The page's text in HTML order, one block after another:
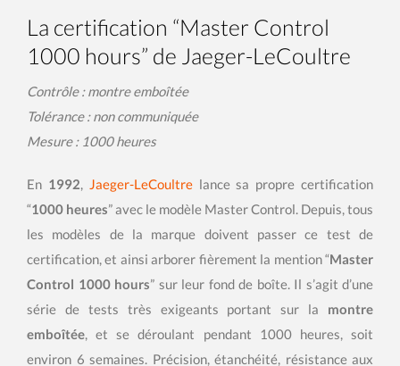
La certification “Master Control
1000 hours” de Jaeger-LeCoultre
Contrôle : montre emboîtée
Tolérance : non communiquée
Mesure : 1000 heures
En 1992, Jaeger-LeCoultrelance sa propre certification
“1000 heures” avec le modèle Master Control. Depuis, tous
les modèles de la marque doivent passer ce test de
certification, et ainsi arborer fièrement la mention “Master
Control 1000 hours” sur leur fond de boîte. Il s’agit d’une
série de tests très exigeants portant sur la montre
emboîtée, et se déroulant pendant 1000 heures, soit
environ 6 semaines. Précision, étanchéité, résistance aux